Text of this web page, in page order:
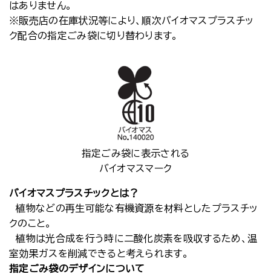
はありません。
※販売店の在庫状況等により、順次バイオマスプラスチッ
ク配合の指定ごみ袋に切り替わります。
指定ごみ袋に表示される
バイオマスマーク
バイオマスプラスチックとは？
植物などの再生可能な有機資源を材料としたプラスチッ
クのこと。
植物は光合成を行う時に二酸化炭素を吸収するため、温
室効果ガスを削減できると考えられます。
指定ごみ袋のデザインについて